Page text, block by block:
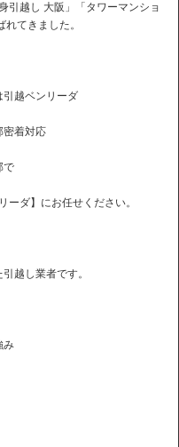
引越し 大阪」「タワーマンショ
てきました。
引越ベンリーダ
密着対応
で
ーダ】にお任せください。
越し業者です。
み